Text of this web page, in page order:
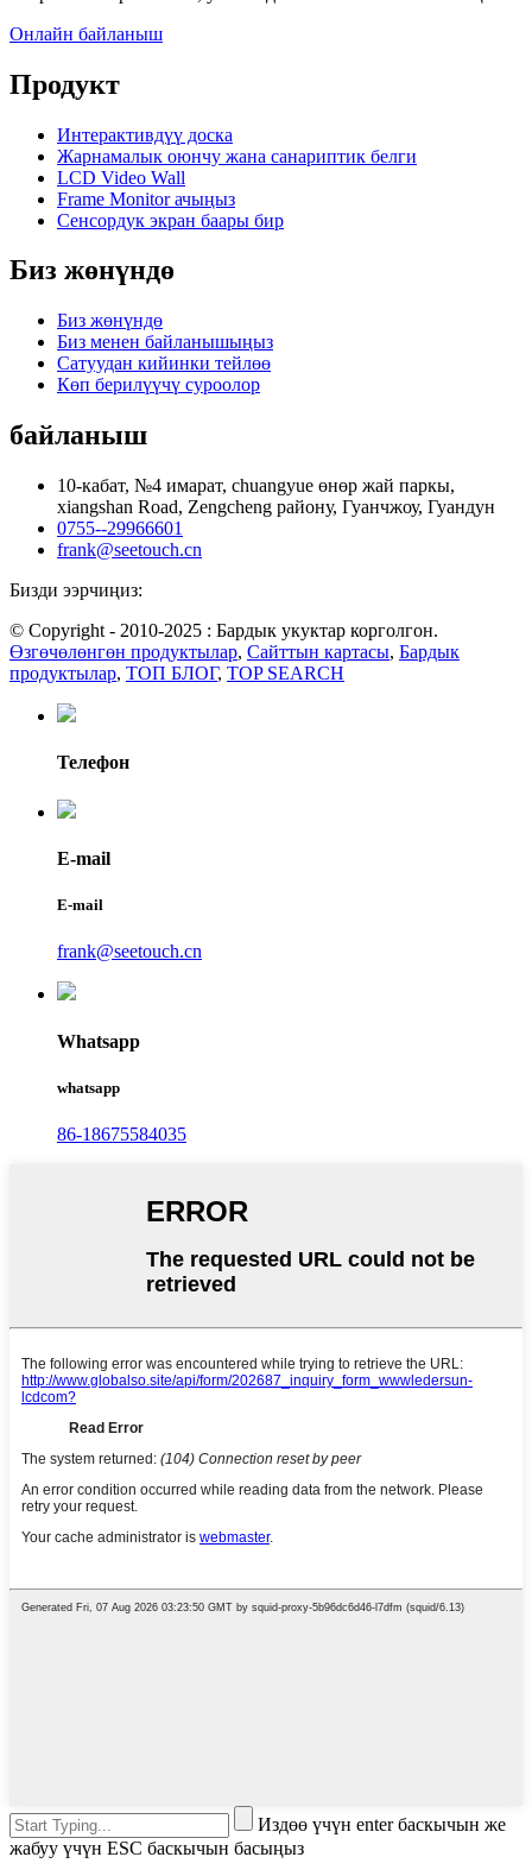
Онлайн байланыш
Продукт
Интерактивдүү доска
Жарнамалык оюнчу жана санариптик белги
LCD Video Wall
Frame Monitor ачыңыз
Сенсордук экран баары бир
Биз жөнүндө
Биз жөнүндө
Биз менен байланышыңыз
Сатуудан кийинки тейлөө
Көп берилүүчү суроолор
байланыш
10-кабат, №4 имарат, chuangyue өнөр жай паркы,
xiangshan Road, Zengcheng району, Гуанчжоу, Гуандун
0755--29966601
frank@seetouch.cn
Бизди ээрчиңиз:
© Copyright - 2010-2025 : Бардык укуктар корголгон.
Өзгөчөлөнгөн продуктылар, Сайттын картасы, Бардык
продуктылар, ТОП БЛОГ, TOP SEARCH
Телефон
E-mail
E-mail
frank@seetouch.cn
Whatsapp
whatsapp
86-18675584035
Издөө үчүн enter баскычын же
жабуу үчүн ESC баскычын басыңыз